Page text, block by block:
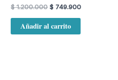
$1.200.000 $ 749.900
Añadir al carrito